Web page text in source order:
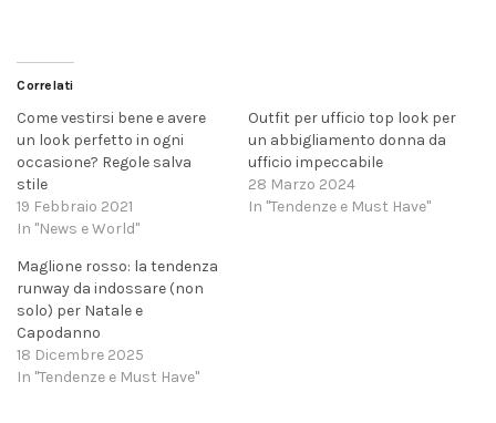
Correlati
Come vestirsi bene e avere
un look perfetto in ogni
occasione? Regole salva
stile
19 Febbraio 2021
In "News e World"
Outfit per ufficio top look per
un abbigliamento donna da
ufficio impeccabile
28 Marzo 2024
In "Tendenze e Must Have"
Maglione rosso: la tendenza
runway da indossare (non
solo) per Natale e
Capodanno
18 Dicembre 2025
In "Tendenze e Must Have"